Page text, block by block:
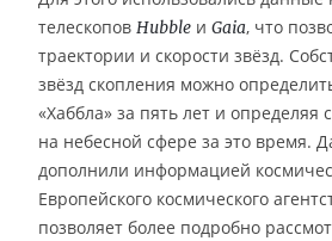
телескопов Hubble и Gaia, что
траектории и скорости звёзд.
звёзд скопления можно
«Хаббла» за пять лет и
на небесной сфере за это время.
дополнили информацией
Европейского космического
позволяет более подробно